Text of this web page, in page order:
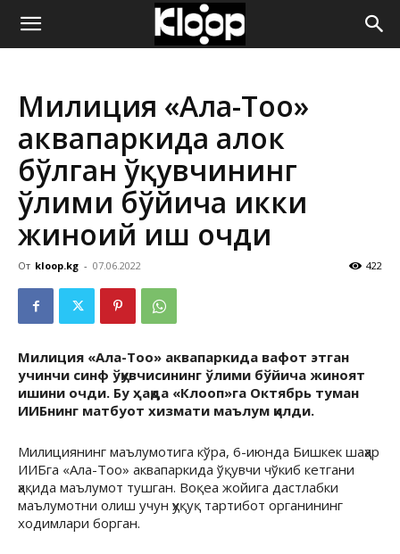
ҚИРҒИЗИСТОН
ЯНГИЛИКЛАРИ
Милиция «Ала-Тоо»
аквапаркида ҳалок
бўлган ўқувчининг
ўлими бўйича икки
жиноий иш очди
От kloop.kg - 07.06.2022 422
Милиция «Ала-Тоо» аквапаркида вафот этган
учинчи синф ўқувчисининг ўлими бўйича жиноят
ишини очди. Бу ҳақда «Клооп»га Октябрь туман
ИИБнинг матбуот хизмати маълум қилди.
Милициянинг маълумотига кўра, 6-июнда Бишкек шаҳар
ИИБга «Ала-Тоо» аквапаркида ўқувчи чўкиб кетгани
ҳақида маълумот тушган. Воқеа жойига дастлабки
маълумотни олиш учун ҳуқуқ тартибот органининг
ходимлари борган.